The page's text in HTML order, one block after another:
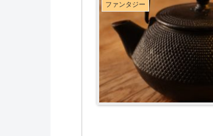
ファンタジー